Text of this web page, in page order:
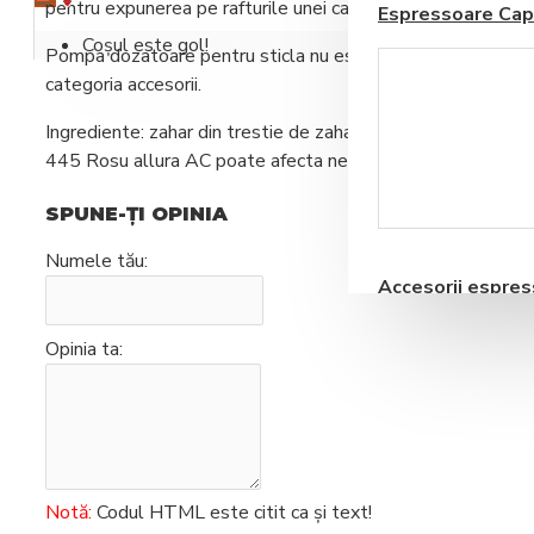
Blendere si Aparate
Storcatoare pentru
Fructe si Legume
Espressoare
Accesorii
Coșul este gol!
pentru expunerea pe rafturile unei cafenele.
Pompa dozatoare pentru sticla nu este inclusa in pret si
categoria accesorii.
Ingrediente: zahar din trestie de zahar, apa, aroma,
445 Rosu allura AC poate afecta negativ activitatea
SPUNE-ŢI OPINIA
Numele tău:
Opinia ta:
Notă: Codul HTML este citit ca şi text!